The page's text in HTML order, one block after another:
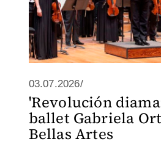
03.07.2026/
'Revolución
ballet Gabriela
Bellas Artes